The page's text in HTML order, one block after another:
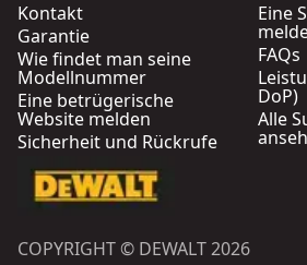
Kontakt
Garantie
Wie findet man seine
Modellnummer
Eine betrügerische
Website melden
Sicherheit und Rückrufe
Eine
FAQs
DoP)
Alle
COPYRIGHT © DEWALT 2026